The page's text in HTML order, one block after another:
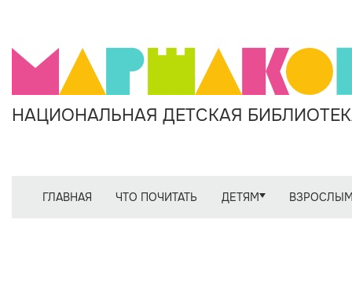
НАЦИОНАЛЬНАЯ ДЕТСКАЯ
ГЛАВНАЯ ЧТО ПОЧИТАТЬ ДЕТЯМ